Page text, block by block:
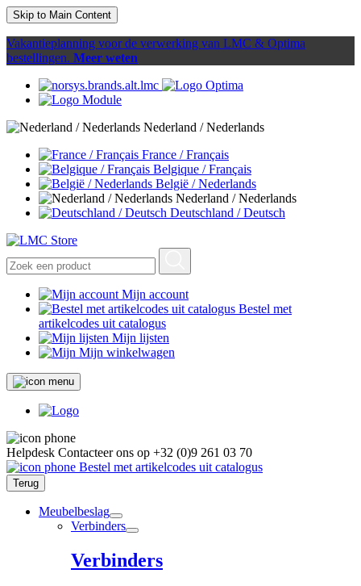
Skip to Main Content
Vakantieplanning voor de verwerking van LMC & Optima
bestellingen. Meer weten
Nederland / Nederlands
France / Français
Belgique / Français
België / Nederlands
Nederland / Nederlands
Deutschland / Deutsch
Mijn account
Bestel met
artikelcodes uit catalogus
Mijn lijsten
Mijn winkelwagen
Helpdesk Contacteer ons op +32 (0)9 261 03 70
Bestel met artikelcodes uit catalogus
Terug
Meubelbeslag
Verbinders
Verbinders